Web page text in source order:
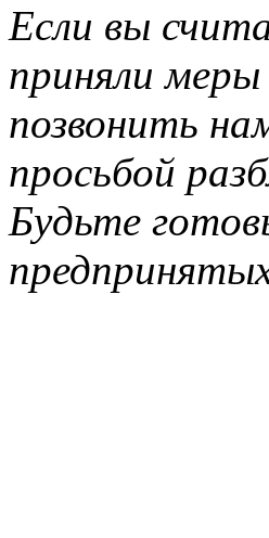
Если вы
приняли
позвонить
просьбой
Будьте